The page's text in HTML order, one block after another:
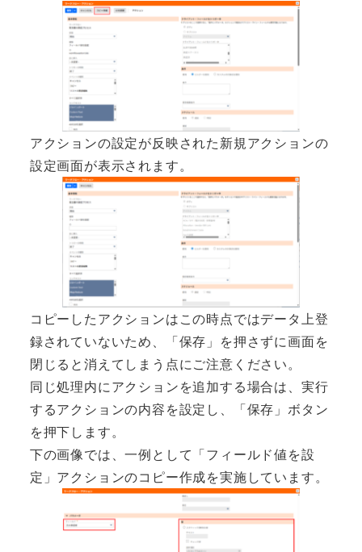
アクションの設定が反映された新規アクションの
設定画面が表示されます。
コピーしたアクションはこの時点ではデータ上登
録されていないため、「保存」を押さずに画面を
閉じると消えてしまう点にご注意ください。
同じ処理内にアクションを追加する場合は、実行
するアクションの内容を設定し、「保存」ボタン
を押下します。
下の画像では、一例として「フィールド値を設
定」アクションのコピー作成を実施しています。